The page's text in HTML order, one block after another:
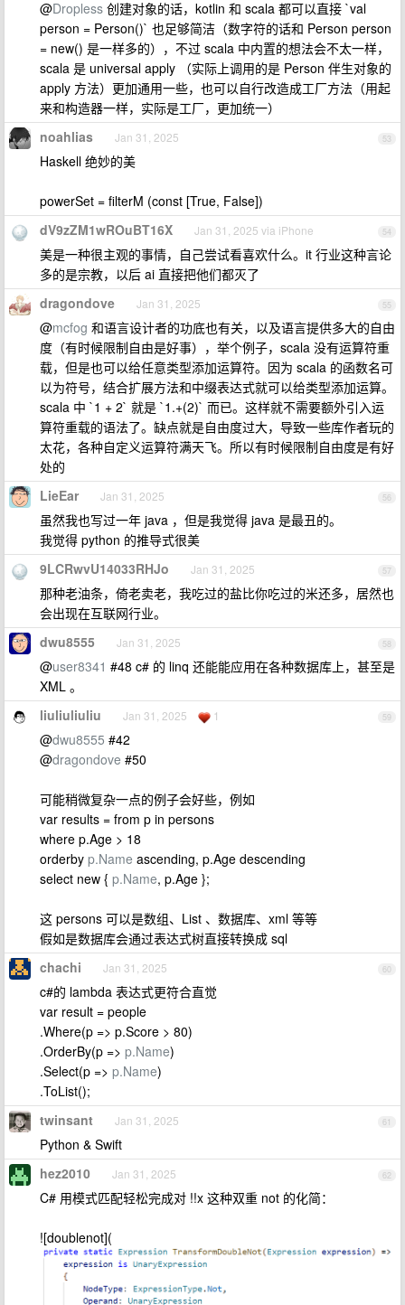
@Dropless 创建对象的话，kotlin 和 scala 都可以直接 `val
person = Person()` 也足够简洁（数字符的话和 Person person
= new() 是一样多的），不过 scala 中内置的想法会不太一样，
scala 是 universal apply （实际上调用的是 Person 伴生对象的
apply 方法）更加通用一些，也可以自行改造成工厂方法（用起
来和构造器一样，实际是工厂，更加统一）
53
noahlias Jan 31, 2025
Haskell 绝妙的美
powerSet = filterM (const [True, False])
54
dV9zZM1wROuBT16X Jan 31, 2025 via iPhone
美是一种很主观的事情，自己尝试看喜欢什么。it 行业这种言论
多的是宗教，以后 ai 直接把他们都灭了
55
dragondove Jan 31, 2025
@mcfog 和语言设计者的功底也有关，以及语言提供多大的自由
度（有时候限制自由是好事），举个例子，scala 没有运算符重
载，但是也可以给任意类型添加运算符。因为 scala 的函数名可
以为符号，结合扩展方法和中缀表达式就可以给类型添加运算。
scala 中 `1 + 2` 就是 `1.+(2)` 而已。这样就不需要额外引入运
算符重载的语法了。缺点就是自由度过大，导致一些库作者玩的
太花，各种自定义运算符满天飞。所以有时候限制自由度是有好
处的
56
LieEar Jan 31, 2025
虽然我也写过一年 java ，但是我觉得 java 是最丑的。
我觉得 python 的推导式很美
57
9LCRwvU14033RHJo Jan 31, 2025
那种老油条，倚老卖老，我吃过的盐比你吃过的米还多，居然也
会出现在互联网行业。
58
dwu8555 Jan 31, 2025
@user8341 #48 c# 的 linq 还能能应用在各种数据库上，甚至是
XML 。
59
liuliuliuliu Jan 31, 2025 1
@dwu8555 #42
@dragondove #50
可能稍微复杂一点的例子会好些，例如
var results = from p in persons
where p.Age > 18
orderby p.Name ascending, p.Age descending
select new { p.Name, p.Age };
这 persons 可以是数组、List 、数据库、xml 等等
假如是数据库会通过表达式树直接转换成 sql
60
chachi Jan 31, 2025
c#的 lambda 表达式更符合直觉
var result = people
.Where(p => p.Score > 80)
.OrderBy(p => p.Name)
.Select(p => p.Name)
.ToList();
61
twinsant Jan 31, 2025
Python & Swift
62
hez2010 Jan 31, 2025
C# 用模式匹配轻松完成对 !!x 这种双重 not 的化简：
![doublenot](